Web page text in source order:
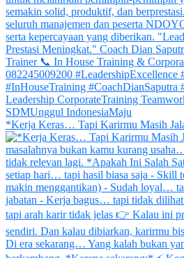
*Kerja Keras… Tapi Karirmu Masih